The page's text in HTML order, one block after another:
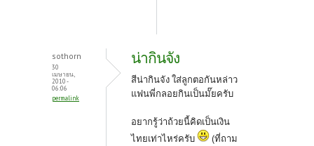
sothorn
30
เมษายน,
2010 -
06:06
permalink
น่ากินจัง
สีน่ากินจัง ใส่ลูกตอกันหล่าว
แฟนพี่กลอยกินเป็นมั๊ยครับ
อยากรู้ว่าถ้วยนี้คิดเป็นเงิน
ไทยเท่าไหร่ครับ
(ที่ถาม